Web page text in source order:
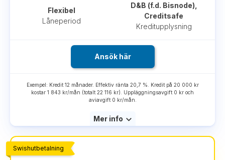
Låneperiod
Flexibel
Kreditupplysning
D&B (f.d. Bisnode),
Creditsafe
Ansök här
Exempel: Kredit 12 månader. Effektiv ränta 20,7 %. Kredit på 20 000 kr
kostar 1 843 kr/mån (totalt 22 116 kr). Uppläggningsavgift 0 kr och
aviavgift 0 kr/mån.
Mer info
Swishutbetalning